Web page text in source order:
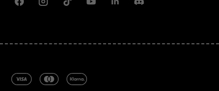
FacebookInstagramTiktokYoutubeLinkedinDiscord